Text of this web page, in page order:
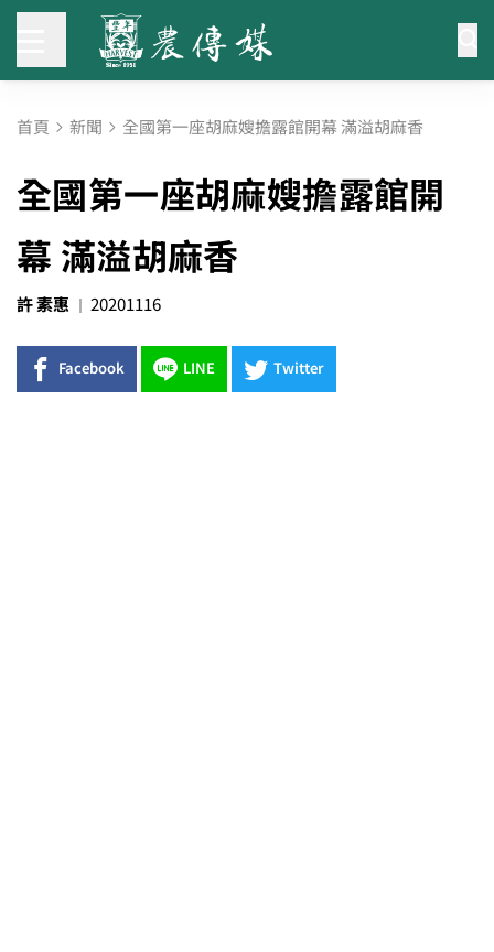
首頁 新聞 全國第一座胡麻嫂擔露館開幕 滿溢胡麻香
全國第一座胡麻嫂擔露館開
幕 滿溢胡麻香
許 素惠 20201116
Facebook LINE Twitter